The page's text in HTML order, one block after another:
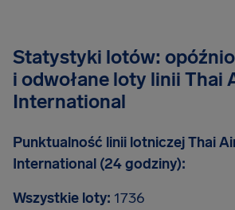
Statystyki lotów:
i odwołane loty linii Thai
International
Punktualność linii lotniczej Thai
International (24 godziny):
Wszystkie loty: 1736